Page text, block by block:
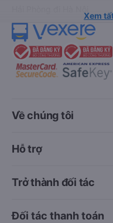
Xem
Về chúng tôi
Hỗ trợ
Trở thành đối tác
Đối tác thanh toán